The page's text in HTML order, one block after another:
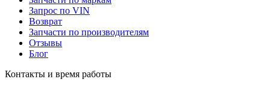
Запрос по VIN
Возврат
Запчасти по производителям
Отзывы
Блог
Контакты и время работы